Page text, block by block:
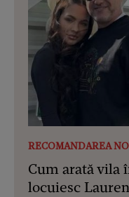
RECOMANDAREA
Cum arată vila
locuiesc